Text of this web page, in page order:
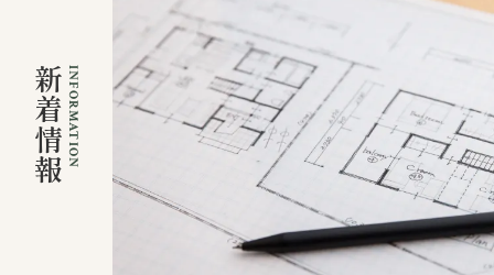
新着情報